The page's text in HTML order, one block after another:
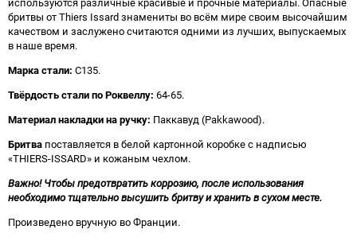
бритвы от Thiers Issard знамениты во всём мире своим высочайшим
качеством и заслужено считаются одними из лучших, выпускаемых
в наше время.
Марка стали: C135.
Твёрдость стали по Роквеллу: 64-65.
Материал накладки на ручку: Паккавуд (Pakkawood).
Бритва поставляется в белой картонной коробке с надписью
«THIERS-ISSARD» и кожаным чехлом.
Важно! Чтобы предотвратить коррозию, после использования
необходимо тщательно высушить бритву и хранить в сухом месте.
Произведено вручную во Франции.